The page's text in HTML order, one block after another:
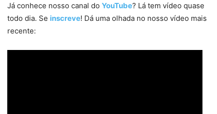
Já conhece nosso canal do YouTube? Lá tem vídeo quase
todo dia. Se inscreve! Dá uma olhada no nosso vídeo mais
recente: